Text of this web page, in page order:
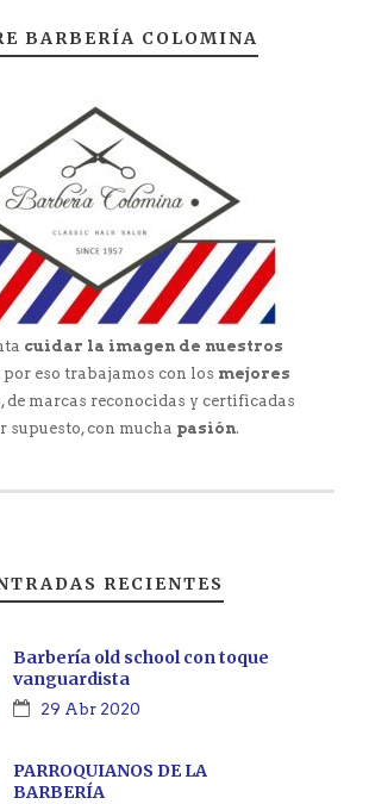
BARBERÍA COLOMINA
cuidar la imagen de nuestros
por eso trabajamos con los mejores
, de marcas reconocidas y certificadas
supuesto, con mucha pasión.
RECIENTES
Barbería old school con toque
vanguardista
29 Abr 2020
PARROQUIANOS DE LA
BARBERÍA